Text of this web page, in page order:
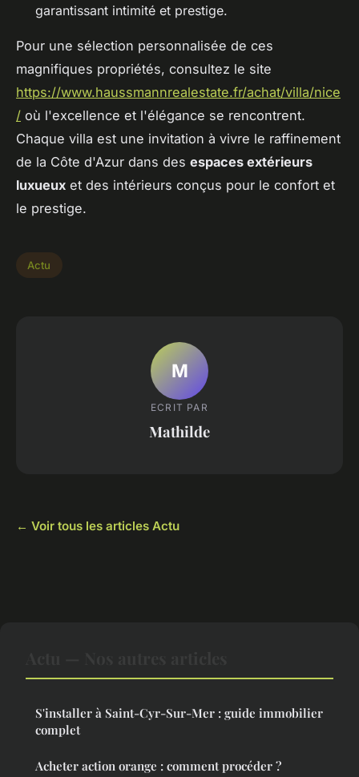
garantissant intimité et prestige.
Pour une sélection personnalisée de ces
magnifiques propriétés, consultez le site
https://www.haussmannrealestate.fr/achat/villa/nice
/ où l'excellence et l'élégance se rencontrent.
Chaque villa est une invitation à vivre le raffinement
de la Côte d'Azur dans des espaces extérieurs
luxueux et des intérieurs conçus pour le confort et
le prestige.
Actu
M
ECRIT PAR
Mathilde
← Voir tous les articles Actu
S'installer à Saint-Cyr-Sur-Mer : guide immobilier
complet
Acheter action orange : comment procéder ?